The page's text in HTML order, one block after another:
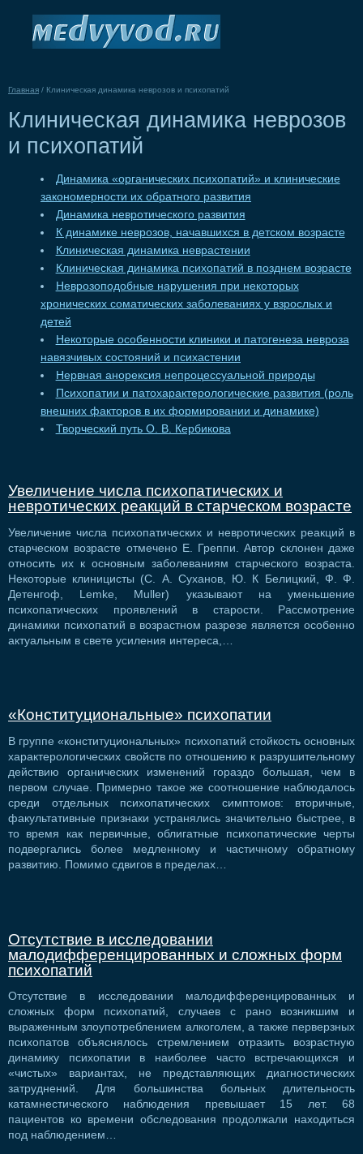
Главная / Клиническая динамика неврозов и психопатий
Клиническая динамика неврозов
и психопатий
Динамика «органических психопатий» и клинические
закономерности их обратного развития
Динамика невротического развития
К динамике неврозов, начавшихся в детском возрасте
Клиническая динамика неврастении
Клиническая динамика психопатий в позднем возрасте
Неврозоподобные нарушения при некоторых
хронических соматических заболеваниях у взрослых и
детей
Некоторые особенности клиники и патогенеза невроза
навязчивых состояний и психастении
Нервная анорексия непроцессуальной природы
Психопатии и патохарактерологические развития (роль
внешних факторов в их формировании и динамике)
Творческий путь О. В. Кербикова
Увеличение числа психопатических и
невротических реакций в старческом возрасте
Увеличение числа психопатических и невротических реакций в
старческом возрасте отмечено Е. Греппи. Автор склонен даже
относить их к основным заболеваниям старческого возраста.
Некоторые клиницисты (С. А. Суханов, Ю. К Белицкий, Ф. Ф.
Детенгоф, Lemke, Muller) указывают на уменьшение
психопатических проявлений в старости. Рассмотрение
динамики психопатий в возрастном разрезе является особенно
актуальным в свете усиления интереса,…
«Конституциональные» психопатии
В группе «конституциональных» психопатий стойкость основных
характерологических свойств по отношению к разрушительному
действию органических изменений гораздо большая, чем в
первом случае. Примерно такое же соотношение наблюдалось
среди отдельных психопатических симптомов: вторичные,
факультативные признаки устранялись значительно быстрее, в
то время как первичные, облигатные психопатические черты
подвергались более медленному и частичному обратному
развитию. Помимо сдвигов в пределах…
Отсутствие в исследовании
малодифференцированных и сложных форм
психопатий
Отсутствие в исследовании малодифференцированных и
сложных форм психопатий, случаев с рано возникшим и
выраженным злоупотреблением алкоголем, а также перверзных
психопатов объяснялось стремлением отразить возрастную
динамику психопатии в наиболее часто встречающихся и
«чистых» вариантах, не представляющих диагностических
затруднений. Для большинства больных длительность
катамнестического наблюдения превышает 15 лет. 68
пациентов ко времени обследования продолжали находиться
под наблюдением…